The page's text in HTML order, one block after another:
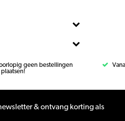
geen bestellingen
& ontvang korting als